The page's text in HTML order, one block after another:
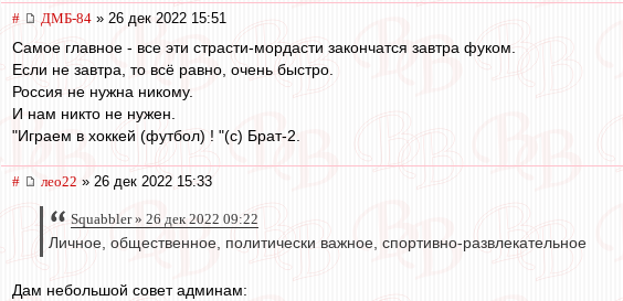
# ДМБ-84 » 26 дек 2022 15:51
Самое главное - все эти страсти-мордасти закончатся завтра фуком.
Если не завтра, то всё равно, очень быстро.
Россия не нужна никому.
И нам никто не нужен.
"Играем в хоккей (футбол) ! "(с) Брат-2.
# лео22 » 26 дек 2022 15:33
Squabbler » 26 дек 2022 09:22
Личное, общественное, политически важное, спортивно-развлекательное
Дам небольшой совет админам: